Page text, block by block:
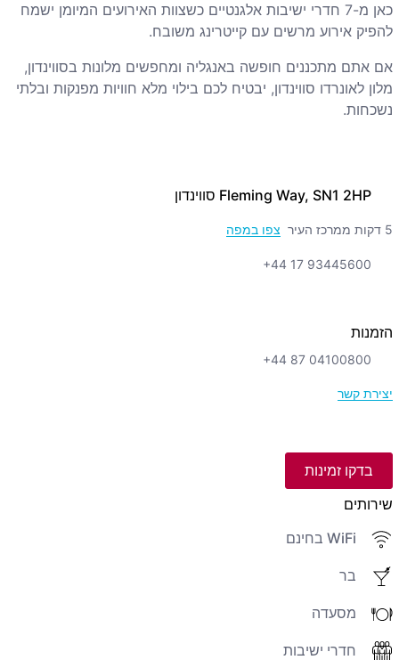
Fleming Way, SN1 2HP סווינדון
5 דקות ממרכז העיר צפו במפה
+44 17 93445600
הזמנות
+44 87 04100800
יצירת קשר
בדקו זמינות
שירותים
WiFi בחינם
בר
מסעדה
חדרי ישיבות
כאן מ-7 חדרי ישיבות אלגנטיים כשצוות האירועים המיומן ישמח
להפיק אירוע מרשים עם קייטרינג משובח.
אם אתם מתכננים חופשה באנגליה ומחפשים מלונות בסווינדון,
מלון לאונרדו סווינדון, יבטיח לכם בילוי מלא חוויות מפנקות ובלתי
נשכחות.